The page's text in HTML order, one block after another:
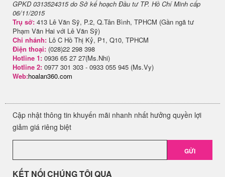
GPKD 0313524315 do Sở kế hoạch Đầu tư TP. Hồ Chí Minh cấp
06/11/2015
Trụ sở: 413 Lê Văn Sỹ, P.2, Q.Tân Bình, TPHCM (Gần ngã tư
Phạm Văn Hai với Lê Văn Sỹ)
Chi nhánh: Lô C Hồ Thị Kỷ, P1, Q10, TPHCM
Điện thoại: (028)22 298 398
Hotline 1: 0936 65 27 27(Ms.Nhi)
Hotline 2: 0977 301 303 - 0933 055 945 (Ms.Vy)
Web:hoalan360.com
Cập nhật thông tin khuyến mãi nhanh nhất hưởng quyền lợi
giảm giá riêng biệt
GỬI
KẾT NỐI CHÚNG TÔI QUA